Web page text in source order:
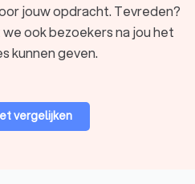
jouw opdracht. Tevreden?
ook bezoekers na jou het
kunnen geven.
vergelijken